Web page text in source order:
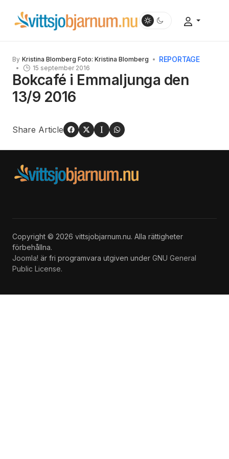
By Kristina Blomberg Foto: Kristina Blomberg REPORTAGE
15 september 2016
Bokcafé i Emmaljunga den
13/9 2016
Share Article
Copyright © 2026 vittsjobjarnum.nu. Alla rättigheter
förbehållna.
Joomla! är fri programvara utgiven under GNU General
Public License.